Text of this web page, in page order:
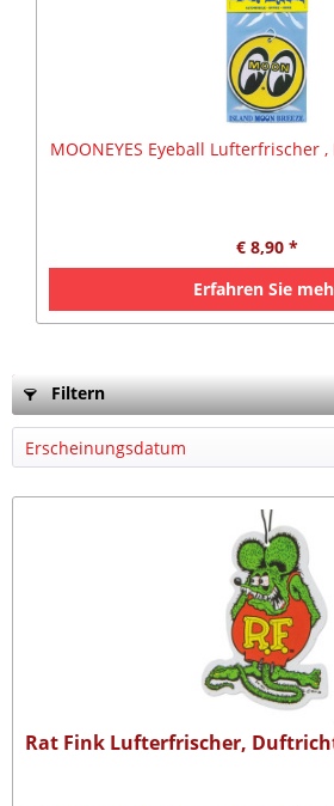
MOONEYES Eyeball Lufterfrischer
€ 8,90 *
Erfahren Sie
Filtern
Rat Fink Lufterfrischer,